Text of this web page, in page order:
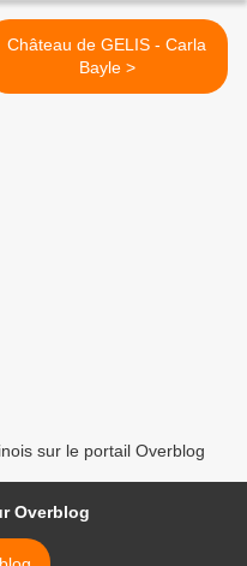
Château de GELIS - Carla
Bayle >
sur le portail Overblog
Overblog